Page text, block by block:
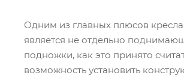
Одним из главных плюсов
является не отдельно
подножки, как это принято
возможность установить